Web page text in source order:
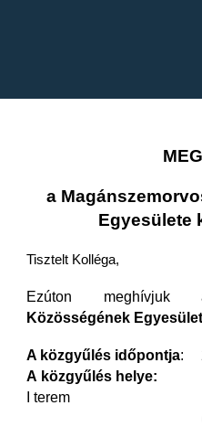
a
Egyesülete
Tisztelt Kolléga,
Ezúton
Közösségének
A közgyűlés időpontja:
A közgyűlés helye:
I terem